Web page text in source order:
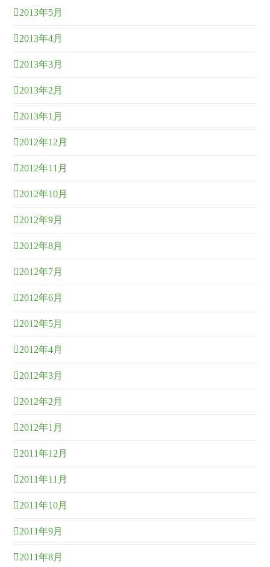
2013年5月
2013年4月
2013年3月
2013年2月
2013年1月
2012年12月
2012年11月
2012年10月
2012年9月
2012年8月
2012年7月
2012年6月
2012年5月
2012年4月
2012年3月
2012年2月
2012年1月
2011年12月
2011年11月
2011年10月
2011年9月
2011年8月